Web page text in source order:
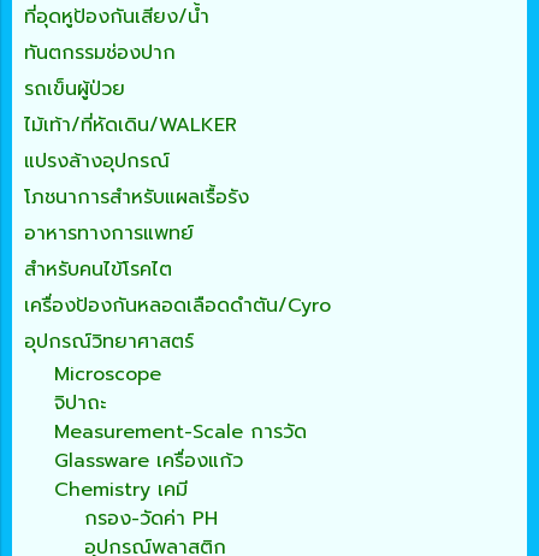
ที่อุดหูป้องกันเสียง/น้ำ
ทันตกรรมช่องปาก
รถเข็นผู้ป่วย
ไม้เท้า/ที่หัดเดิน/WALKER
แปรงล้างอุปกรณ์
โภชนาการสำหรับแผลเรื้อรัง
อาหารทางการแพทย์
สำหรับคนไข้โรคไต
เครื่องป้องกันหลอดเลือดดำตัน/Cyro
อุปกรณ์วิทยาศาสตร์
Microscope
จิปาถะ
Measurement-Scale การวัด
Glassware เครื่องแก้ว
Chemistry เคมี
กรอง-วัดค่า PH
อุปกรณ์พลาสติก